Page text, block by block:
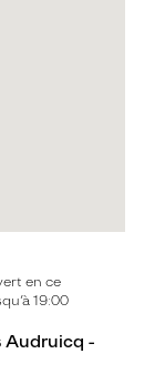
en ce
19:00
Audruicq -